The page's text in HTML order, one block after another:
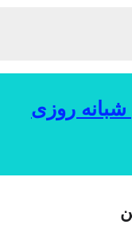
روزی